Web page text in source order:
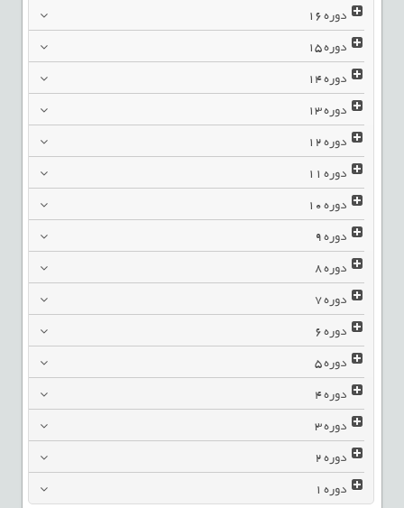
دوره16
دوره15
دوره14
دوره13
دوره12
دوره11
دوره10
دوره9
دوره8
دوره7
دوره6
دوره5
دوره4
دوره3
دوره2
دوره1